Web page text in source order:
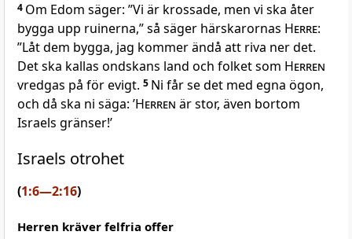
4 Om Edom säger: ”Vi är krossade, men vi ska åter
bygga upp ruinerna,” så säger härskarornas Herre:
”Låt dem bygga, jag kommer ändå att riva ner det.
Det ska kallas ondskans land och folket som Herren
vredgas på för evigt. 5 Ni får se det med egna ögon,
och då ska ni säga: ’Herren är stor, även bortom
Israels gränser!’
Israels otrohet
(1:6—2:16)
Herren kräver felfria offer